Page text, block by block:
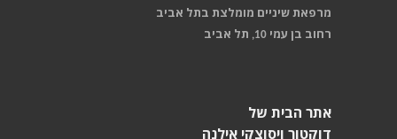
מרפאת שיניים מומלצת בתל אביב
רחוב בן עמי 10, תל אביב
אתר הבית של
דוקטור ויסוצקי אילנה